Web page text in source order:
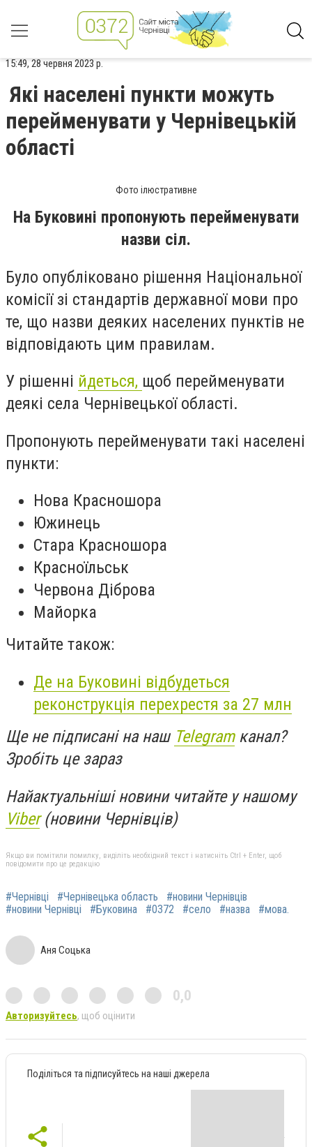
15:49, 28 червня 2023 р.
Які населені пункти можуть
перейменувати у Чернівецькій
області
Фото ілюстративне
На Буковині пропонують перейменувати
назви сіл.
Було опубліковано рішення Національної
комісії зі стандартів державної мови про
те, що назви деяких населених пунктів не
відповідають цим правилам.
У рішенні йдеться, щоб перейменувати
деякі села Чернівецької області.
Пропонують перейменувати такі населені
пункти:
Нова Красношора
Южинець
Стара Красношора
Красноїльськ
Червона Діброва
Майорка
Читайте також:
Де на Буковині відбудеться
реконструкція перехрестя за 27 млн
Ще не підписані на наш Telegramканал?
Зробіть це зараз
Найактуальніші новини читайте у нашому
Viber(новини Чернівців)
Якщо ви помітили помилку, виділіть необхідний текст і натисніть Ctrl + Enter, щоб
повідомити про це редакцію
#Чернівці #Чернівецька область
#новини Чернівців
#новини Чернівці
#Буковина #0372 #село #назва #мова.
Аня Соцька
0,0
Авторизуйтесь, щоб оцінити
Поділіться та підписуйтесь на наші джерела